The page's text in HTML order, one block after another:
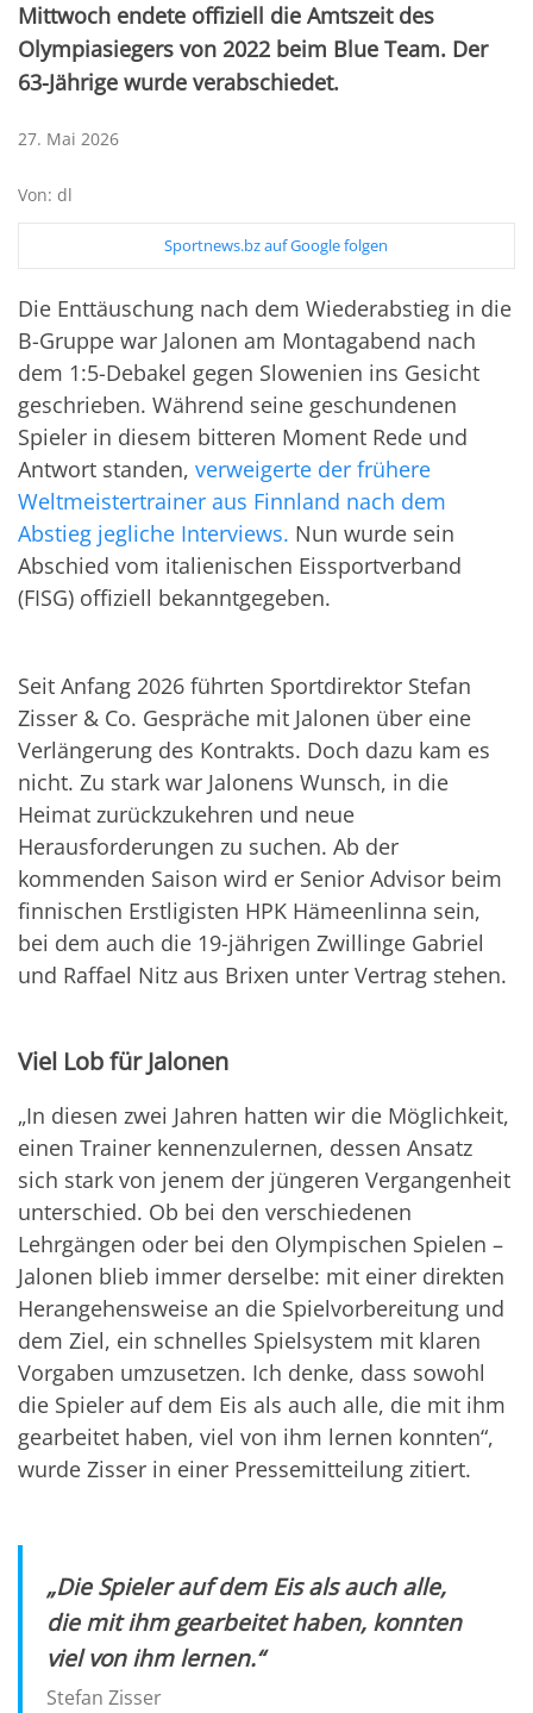
Mittwoch endete offiziell die Amtszeit des
Olympiasiegers von 2022 beim Blue Team. Der
63-Jährige wurde verabschiedet.
27. Mai 2026
Von: dl
Sportnews.bz auf Google folgen
Die Enttäuschung nach dem Wiederabstieg in die
B-Gruppe war Jalonen am Montagabend nach
dem 1:5-Debakel gegen Slowenien ins Gesicht
geschrieben. Während seine geschundenen
Spieler in diesem bitteren Moment Rede und
Antwort standen, verweigerte der frühere
Weltmeistertrainer aus Finnland nach dem
Abstieg jegliche Interviews. Nun wurde sein
Abschied vom italienischen Eissportverband
(FISG) offiziell bekanntgegeben.
Seit Anfang 2026 führten Sportdirektor Stefan
Zisser & Co. Gespräche mit Jalonen über eine
Verlängerung des Kontrakts. Doch dazu kam es
nicht. Zu stark war Jalonens Wunsch, in die
Heimat zurückzukehren und neue
Herausforderungen zu suchen. Ab der
kommenden Saison wird er Senior Advisor beim
finnischen Erstligisten HPK Hämeenlinna sein,
bei dem auch die 19-jährigen Zwillinge Gabriel
und Raffael Nitz aus Brixen unter Vertrag stehen.
Viel Lob für Jalonen
„In diesen zwei Jahren hatten wir die Möglichkeit,
einen Trainer kennenzulernen, dessen Ansatz
sich stark von jenem der jüngeren Vergangenheit
unterschied. Ob bei den verschiedenen
Lehrgängen oder bei den Olympischen Spielen –
Jalonen blieb immer derselbe: mit einer direkten
Herangehensweise an die Spielvorbereitung und
dem Ziel, ein schnelles Spielsystem mit klaren
Vorgaben umzusetzen. Ich denke, dass sowohl
die Spieler auf dem Eis als auch alle, die mit ihm
gearbeitet haben, viel von ihm lernen konnten“,
wurde Zisser in einer Pressemitteilung zitiert.
„Die Spieler auf dem Eis als auch alle,
die mit ihm gearbeitet haben, konnten
viel von ihm lernen.“
Stefan Zisser